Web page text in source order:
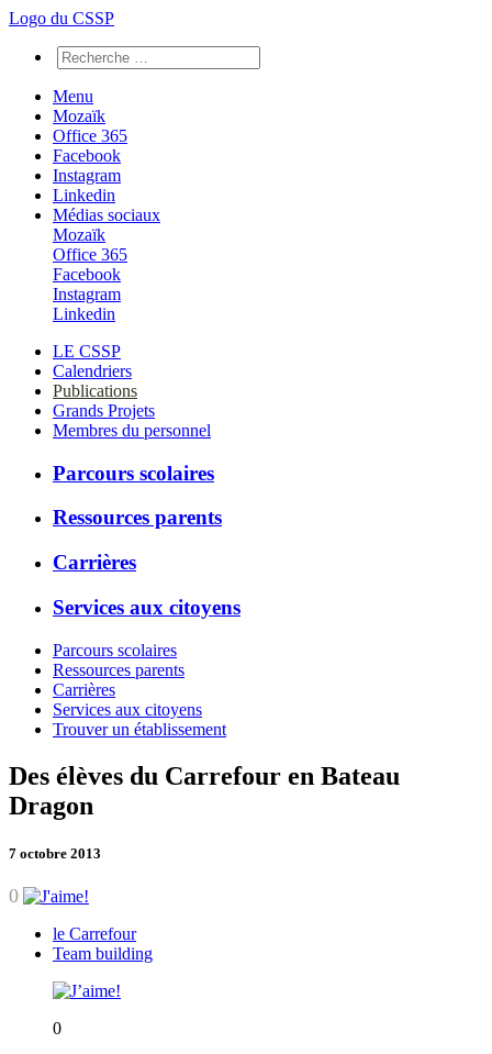
Logo du CSSP
Menu
Mozaïk
Office 365
Facebook
Instagram
Linkedin
Médias sociaux
Mozaïk
Office 365
Facebook
Instagram
Linkedin
LE CSSP
Calendriers
Publications
Grands Projets
Membres du personnel
Parcours scolaires
Ressources parents
Carrières
Services aux citoyens
Parcours scolaires
Ressources parents
Carrières
Services aux citoyens
Trouver un établissement
Des élèves du Carrefour en Bateau
Dragon
7 octobre 2013
0
le Carrefour
Team building
0